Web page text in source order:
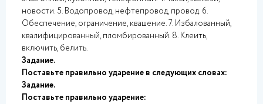
новости. 5. Водопровод, нефтепровод, провод. 6.
Обеспечение, ограничение, квашение. 7. Избалованный,
квалифицированный, пломбированный. 8. Клеить,
включить, белить.
Задание.
Поставьте правильно ударение в следующих словах:
Задание.
Поставьте правильно ударение: